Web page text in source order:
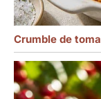
Crumble de